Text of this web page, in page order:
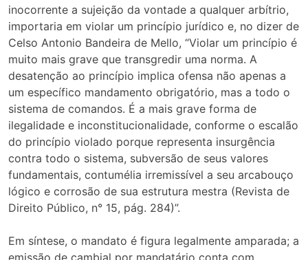
inocorrente a sujeição da vontade a qualquer arbítrio,
importaria em violar um princípio jurídico e, no dizer de
Celso Antonio Bandeira de Mello, “Violar um princípio é
muito mais grave que transgredir uma norma. A
desatenção ao princípio implica ofensa não apenas a
um específico mandamento obrigatório, mas a todo o
sistema de comandos. É a mais grave forma de
ilegalidade e inconstitucionalidade, conforme o escalão
do princípio violado porque representa insurgência
contra todo o sistema, subversão de seus valores
fundamentais, contumélia irremissível a seu arcabouço
lógico e corrosão de sua estrutura mestra (Revista de
Direito Público, n° 15, pág. 284)”.
Em síntese, o mandato é figura legalmente amparada; a